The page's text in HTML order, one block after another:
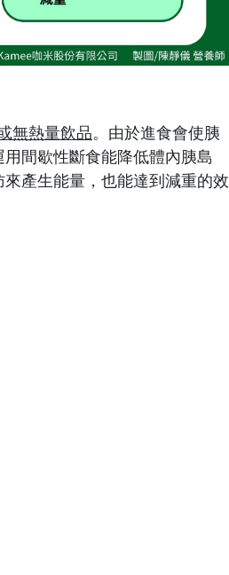
無熱量飲品。由於進食會使胰
間歇性斷食能降低體內胰島
產生能量，也能達到減重的效